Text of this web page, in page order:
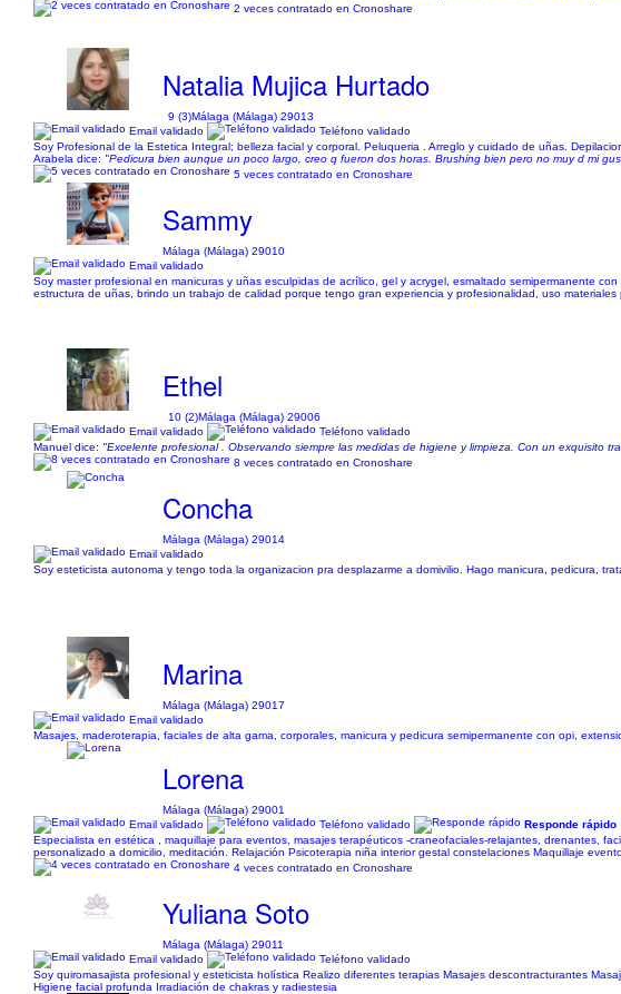
2 veces contratado en Cronoshare
Natalia Mujica Hurtado
9 (3)Málaga (Málaga) 29013
Email validado
Teléfono validado
Soy Profesional de la Estetica Integral; belleza facial y corporal. Peluqueria . Arreglo y cuidado de uñas.
Arabela dice: "Pedicura bien aunque un poco largo, creo q fueron dos horas. Brushing bien pero no muy d mi
5 veces contratado en Cronoshare
Sammy
Málaga (Málaga) 29010
Email validado
Soy master profesional en manicuras y uñas esculpidas de acrílico, gel y acrygel, esmaltado semipermanente
estructura de uñas, brindo un trabajo de calidad porque tengo gran experiencia y profesionalidad, uso materiales
Ethel
10 (2)Málaga (Málaga) 29006
Email validado
Teléfono validado
Manuel dice: "Excelente profesional . Observando siempre las medidas de higiene y limpieza. Con un exquisito
8 veces contratado en Cronoshare
Concha
Málaga (Málaga) 29014
Email validado
Soy esteticista autonoma y tengo toda la organizacion pra desplazarme a domivilio. Hago manicura, pedicura,
Marina
Málaga (Málaga) 29017
Email validado
Masajes, maderoterapia, faciales de alta gama, corporales, manicura y pedicura semipermanente con opi,
Lorena
Málaga (Málaga) 29001
Email validado
Teléfono validado
Responde rápido
Especialista en estética , maquillaje para eventos, masajes terapéuticos -craneofaciales-relajantes, drenantes,
personalizado a domicilio, meditación. Relajación Psicoterapia niña interior gestal constelaciones Maquillaje
4 veces contratado en Cronoshare
Yuliana Soto
Málaga (Málaga) 29011
Email validado
Teléfono validado
Soy quiromasajista profesional y esteticista holística Realizo diferentes terapias Masajes descontracturantes
Higiene facial profunda Irradiación de chakras y radiestesia